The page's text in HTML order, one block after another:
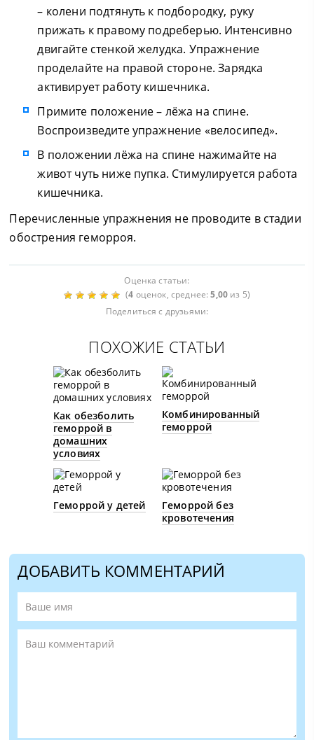
– колени подтянуть к подбородку, руку
прижать к правому подреберью. Интенсивно
двигайте стенкой желудка. Упражнение
проделайте на правой стороне. Зарядка
активирует работу кишечника.
Примите положение – лёжа на спине.
Воспроизведите упражнение «велосипед».
В положении лёжа на спине нажимайте на
живот чуть ниже пупка. Стимулируется работа
кишечника.
Перечисленные упражнения не проводите в стадии
обострения геморроя.
Оценка статьи:
(4 оценок, среднее:5,00 из 5)
Поделиться с друзьями:
ПОХОЖИЕ СТАТЬИ
Как обезболить
геморрой в
домашних
условиях
Комбинированный
геморрой
Геморрой у детей
Геморрой без
кровотечения
ДОБАВИТЬ КОММЕНТАРИЙ